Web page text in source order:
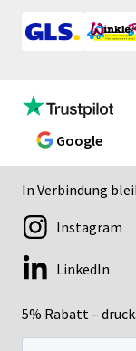
Google
In Verbindung
5% Rabatt –
Instagram
LinkedIn